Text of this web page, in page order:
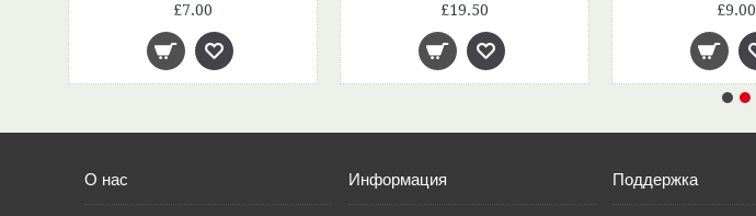
£7.00 £19.50 £9.00
О нас Информация Поддержка